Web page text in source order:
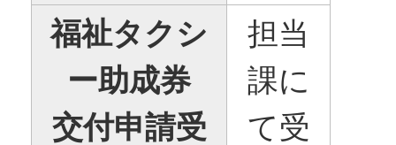
福祉タクシ
ー助成券
交付申請受
担当
課に
て受